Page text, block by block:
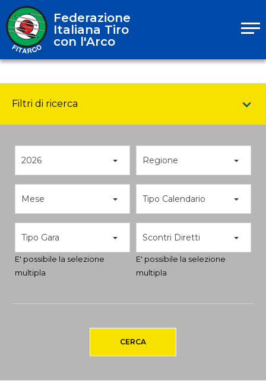
Federazione
Italiana Tiro
con l'Arco
Filtri di ricerca
2026 Regione
Mese Tipo Calendario
Tipo Gara
E' possibile la selezione
multipla
Scontri Diretti
E' possibile la selezione
multipla
CERCA